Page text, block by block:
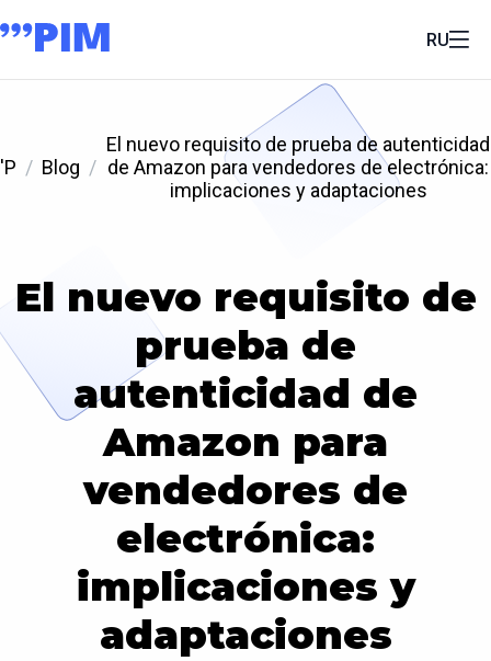
RU
'P Blog
El nuevo requisito de prueba de autenticidad
de Amazon para vendedores de electrónica:
implicaciones y adaptaciones
El nuevo requisito de
prueba de
autenticidad de
Amazon para
vendedores de
electrónica:
implicaciones y
adaptaciones